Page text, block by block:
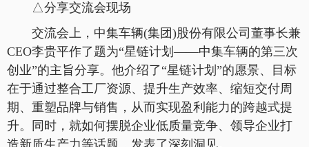
△分享交流会现场
交流会上，中集车辆(集团)股份有限公司董事长兼
CEO李贵平作了题为“星链计划——中集车辆的第三次
创业”的主旨分享。他介绍了“星链计划”的愿景、目标
在于通过整合工厂资源、提升生产效率、缩短交付周
期、重塑品牌与销售，从而实现盈利能力的跨越式提
升。同时，就如何摆脱企业低质量竞争、领导企业打
造新质生产力等话题，发表了深刻洞见。